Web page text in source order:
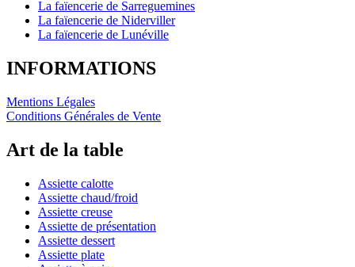
La faïencerie de Sarreguemines
La faïencerie de Niderviller
La faïencerie de Lunéville
INFORMATIONS
Mentions Légales
Conditions Générales de Vente
Art de la table
Assiette calotte
Assiette chaud/froid
Assiette creuse
Assiette de présentation
Assiette dessert
Assiette plate